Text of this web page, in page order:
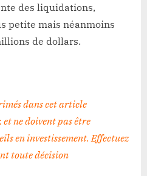
des liquidations,
petite mais néanmoins
de dollars.
dans cet article
et ne doivent pas être
en investissement. Effectuez
toute décision